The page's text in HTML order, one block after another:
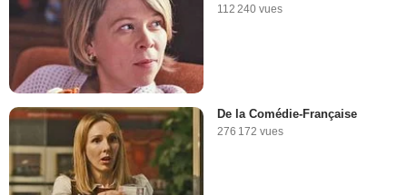
112 240 vues
De la Comédie-Française
276 172 vues